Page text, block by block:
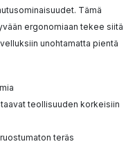
Tämä
ergonomiaan tekee siitä
unohtamatta pientä
teollisuuden korkeisiin
teräs